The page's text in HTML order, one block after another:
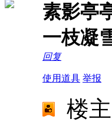
素影亭
一枝凝
回复
使用道具 举报
楼主